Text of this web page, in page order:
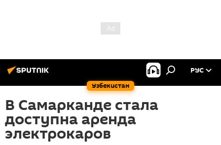
Узбекистан
РУС
В Самарканде стала
доступна аренда
электрокаров